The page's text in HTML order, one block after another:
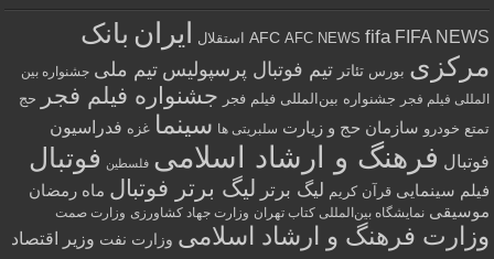
AFC AFC NEWS fifa FIFA NEWS استقلال ایران بانک
مرکزی بورس تئاتر تیم فوتبال پرسپولیس تیم ملی جشنواره بین
المللی فیلم فجر
جشنواره بین‌المللی فیلم فجر جشنواره فیلم فجر
حج
تمتع خودرو سازمان حج و زیارت سلبریتی ها سینما غزه فدراسیون
فوتبال فرهنگ و ارشاد اسلامی فلسطین فوتبال
فیلم سینمایی قرآن کریم لیگ برتر لیگ برتر فوتبال ماه رمضان
موسیقی نمایشگاه بین‌المللی کتاب تهران وزارت جهاد کشاورزی وزارت صمت
وزارت فرهنگ و ارشاد اسلامی وزارت نفت وزیر اقتصاد